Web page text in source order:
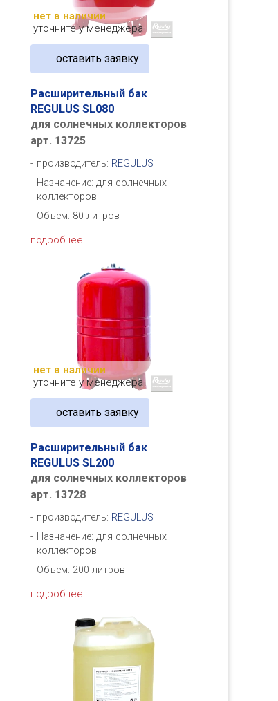
Расширительный бак
REGULUS SL080
для солнечных коллекторов
арт. 13725
производитель: REGULUS
Назначение: для солнечных
коллекторов
Объем: 80 литров
подробнее
нет в наличии
уточните у менеджера
оставить заявку
Расширительный бак
REGULUS SL200
для солнечных коллекторов
арт. 13728
производитель: REGULUS
Назначение: для солнечных
коллекторов
Объем: 200 литров
подробнее
нет в наличии
уточните у менеджера
оставить заявку